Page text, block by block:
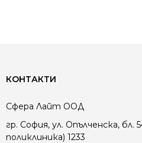
КОНТАКТИ
Сфера Лайт ООД
гр. София, ул. Опълченска, бл.
поликлиника) 1233